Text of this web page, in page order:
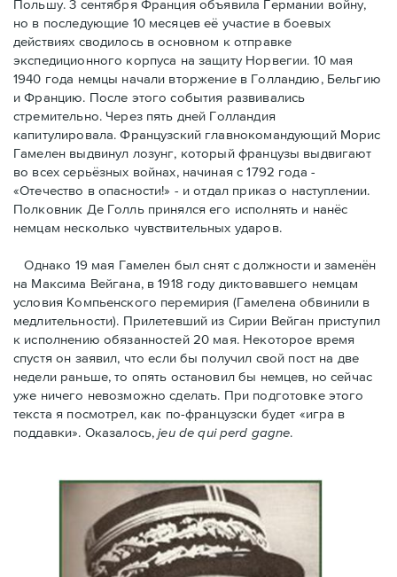
Польшу. 3 сентября Франция объявила Германии войну,
но в последующие 10 месяцев её участие в боевых
действиях сводилось в основном к отправке
экспедиционного корпуса на защиту Норвегии. 10 мая
1940 года немцы начали вторжение в Голландию, Бельгию
и Францию. После этого события развивались
стремительно. Через пять дней Голландия
капитулировала. Французский главнокомандующий Морис
Гамелен выдвинул лозунг, который французы выдвигают
во всех серьёзных войнах, начиная с 1792 года -
«Отечество в опасности!» - и отдал приказ о наступлении.
Полковник Дe Голль принялся его исполнять и нанёс
немцам несколько чувствительных ударов.
Однако 19 мая Гамелен был снят с должности и заменён
на Максима Вейгана, в 1918 году диктовавшего немцам
условия Компьенского перемирия (Гамелена обвинили в
медлительности). Прилетевший из Сирии Вейган приступил
к исполнению обязанностей 20 мая. Hекоторое время
спустя oн заявил, что если бы получил свой пост на две
недели раньше, то опять остановил бы немцев, но сейчас
уже ничего невозможно сделать. При подготовке этого
текста я посмотрел, как по-французски будет «игра в
поддавки». Оказалось,jeu de qui perd gagne.